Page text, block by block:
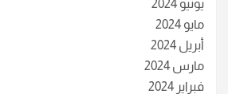
يونيو 2024
مايو 2024
أبريل 2024
مارس 2024
فبراير 2024